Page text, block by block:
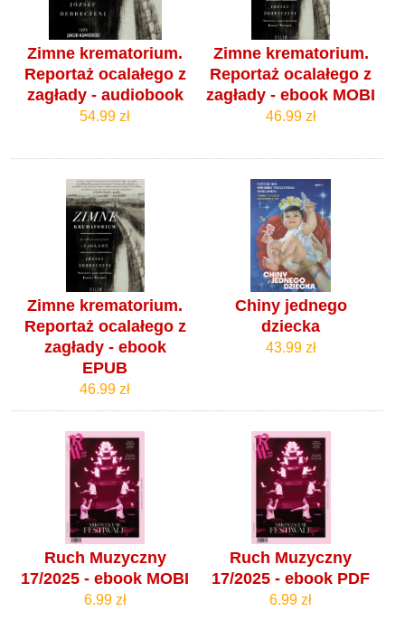
Zimne krematorium.
Reportaż ocalałego z
zagłady - audiobook
54.99 zł
Zimne krematorium.
Reportaż ocalałego z
zagłady - ebook MOBI
46.99 zł
Zimne krematorium.
Reportaż ocalałego z
zagłady - ebook
EPUB
46.99 zł
Chiny jednego
dziecka
43.99 zł
Ruch Muzyczny
17/2025 - ebook MOBI
6.99 zł
Ruch Muzyczny
17/2025 - ebook PDF
6.99 zł